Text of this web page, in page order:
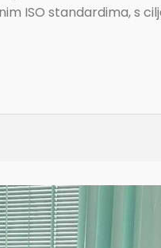
ISO standardima, s